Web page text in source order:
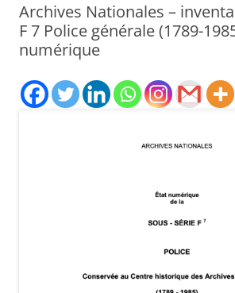
Archives Nationales –
F 7 Police générale (1789-
numérique